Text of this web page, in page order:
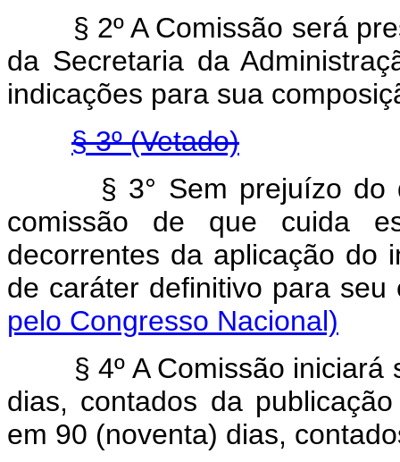
§ 2º A Comissão será
da Secretaria da
indicações para sua
§ 3º (Vetado)
§ 3° Sem prejuízo
comissão de que cuida
decorrentes da aplicação do
de caráter definitivo para
pelo Congresso Nacional)
§ 4º A Comissão iniciará
dias, contados da
em 90 (noventa) dias,